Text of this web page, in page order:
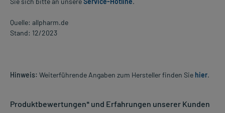
Quelle: allpharm.de
Stand: 12/2023
Hinweis: Weiterführende Angaben zum Hersteller finden Sie hier.
Produktbewertungen* und Erfahrungen unserer Kunden